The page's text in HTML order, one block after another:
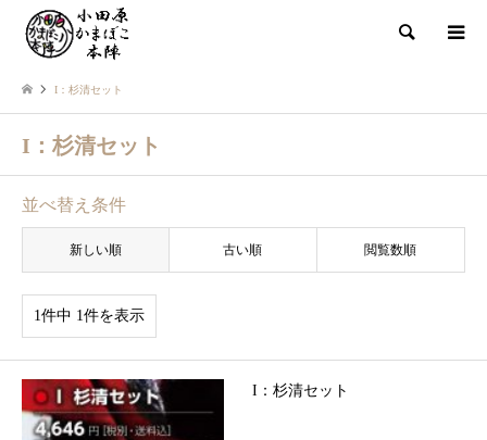
検索
I：杉清セット
I：杉清セット
並べ替え条件
新しい順 古い順 閲覧数順
1件中 1件を表示
I：杉清セット